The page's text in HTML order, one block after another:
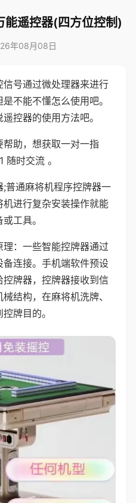
能遥控器(四方位控制)
年08月08日
号通过微处理器来进行
不能不懂怎么使用吧。
控器的使用方法吧。
助，想获取一对一指
时交流 。
普通麻将机程序控牌器一
进行复杂安装操作就能
工具。
：一些智能控牌器通过
连接。手机端软件预设
牌器，控牌器接收到信
结构，在麻将机洗牌、
牌目的。